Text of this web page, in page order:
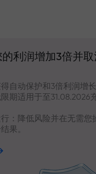
利润增加3倍并取
自动保护和3倍利润增长
期适用于至31.08.2026
：降低风险并在无需您
果。